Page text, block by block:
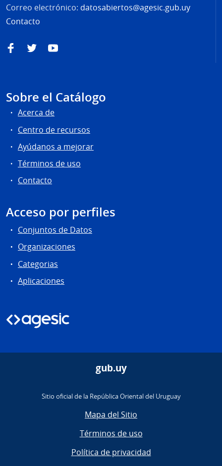
Correo electrónico: datosabiertos@agesic.gub.uy
Contacto
FacebookTwitterYouTube
Sobre el Catálogo
Acerca de
Centro de recursos
Ayúdanos a mejorar
Términos de uso
Contacto
Acceso por perfiles
Conjuntos de Datos
Organizaciones
Categorias
Aplicaciones
gub.uy
Sitio oficial de la República Oriental del Uruguay
Mapa del Sitio
Términos de uso
Política de privacidad